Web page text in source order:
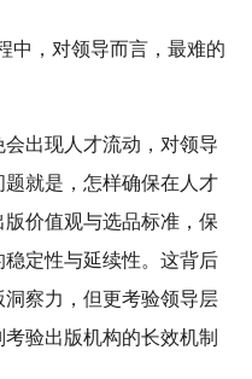
中，对领导而言，最难的
出现人才流动，对领导
就是，怎样确保在人才
价值观与选品标准，保
定性与延续性。这背后
察力，但更考验领导层
验出版机构的长效机制